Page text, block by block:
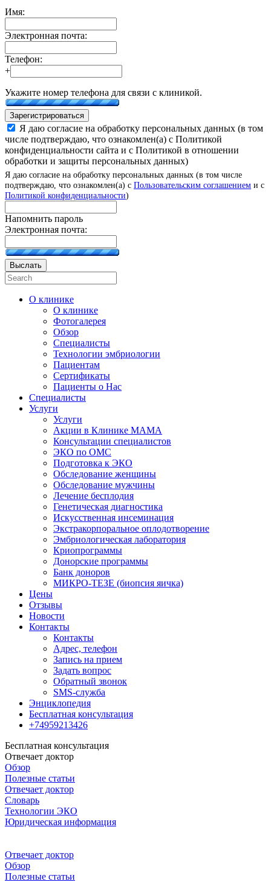
Имя:
Электронная почта:
Телефон:
+
Укажите номер телефона для связи с клиникой.
Зарегистрироваться
Я даю согласие на обработку персональных данных (в том
числе подтверждаю, что ознакомлен(а) с Политикой
конфиденциальности сайта и с Политикой в отношении
обработки и защиты персональных данных)
Я даю согласие на обработку персональных данных (в том числе
подтверждаю, что ознакомлен(а) с Пользовательским соглашением и с
Политикой конфиденциальности)
Напомнить пароль
Электронная почта:
Выслать
О клинике
О клинике
Фотогалерея
Обзор
Специалисты
Технологии эмбриологии
Пациентам
Сертификаты
Пациенты о Нас
Специалисты
Услуги
Услуги
Акции в Клинике МАМА
Консультации специалистов
ЭКО по ОМС
Подготовка к ЭКО
Обследование женщины
Обследование мужчины
Лечение бесплодия
Генетическая диагностика
Искусственная инсеминация
Экстракорпоральное оплодотворение
Эмбриологическая лаборатория
Криопрограммы
Донорские программы
Банк доноров
МИКРО-ТЕЗЕ (биопсия яичка)
Цены
Отзывы
Новости
Контакты
Контакты
Адрес, телефон
Запись на прием
Задать вопрос
Обратный звонок
SMS-служба
Энциклопедия
Бесплатная консультация
+74959213426
Бесплатная консультация
Отвечает доктор
Обзор
Полезные статьи
Отвечает доктор
Словарь
Технологии ЭКО
Юридическая информация
Отвечает доктор
Обзор
Полезные статьи